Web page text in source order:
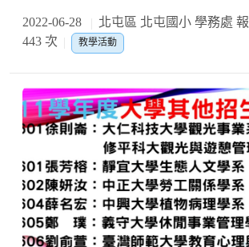
2022-06-28 北屯區 北屯國小 學務處
443 次
教學活動